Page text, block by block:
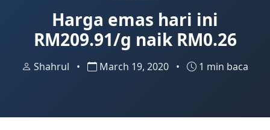
Harga emas hari ini
RM209.91/g naik RM0.26
Shahrul • March 19, 2020 • 1 min baca